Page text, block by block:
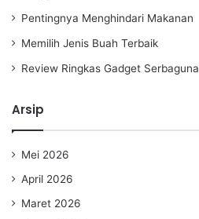
Pentingnya Menghindari Makanan
Memilih Jenis Buah Terbaik
Review Ringkas Gadget Serbaguna
Arsip
Mei 2026
April 2026
Maret 2026